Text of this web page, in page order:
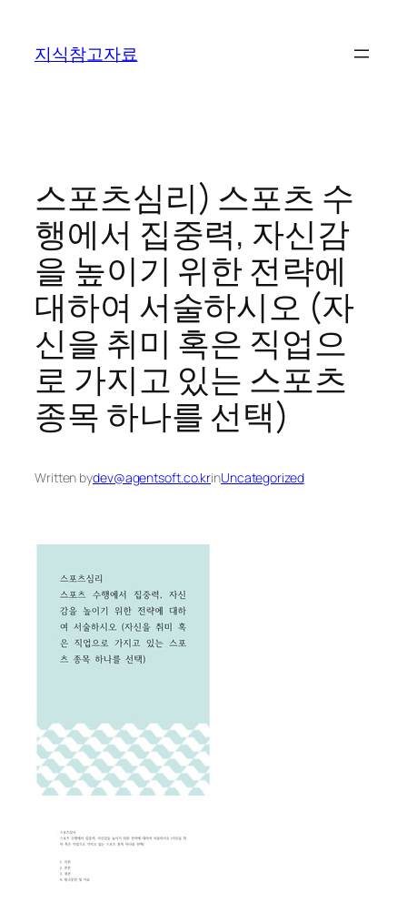
지식참고자료
스포츠심리) 스포츠 수
행에서 집중력, 자신감
을 높이기 위한 전략에
대하여 서술하시오 (자
신을 취미 혹은 직업으
로 가지고 있는 스포츠
종목 하나를 선택)
Written bydev@agentsoft.co.krinUncategorized